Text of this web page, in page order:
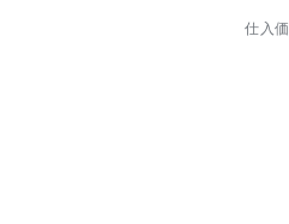
推奨調光器：LUTRON PowPak(RMP-
※Picoワイヤレスリモコン(PP-3BRL-
仕入